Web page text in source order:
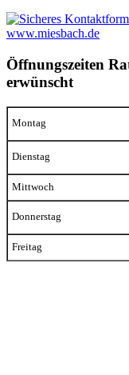
www.miesbach.de
Öffnungszeiten
erwünscht
Montag
Dienstag
Mittwoch
Donnerstag
Freitag